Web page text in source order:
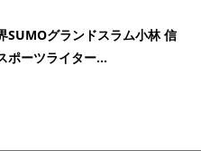
SUMOグランドスラム小林 信
ポーツライター...